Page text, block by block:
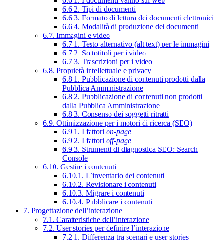
6.6.2. Tipi di documenti
6.6.3. Formato di lettura dei documenti elettronici
6.6.4. Modalità di produzione dei documenti
6.7. Immagini e video
6.7.1. Testo alternativo (alt text) per le immagini
6.7.2. Sottotitoli per i video
6.7.3. Trascrizioni per i video
6.8. Proprietà intellettuale e privacy
6.8.1. Pubblicazione di contenuti prodotti dalla
Pubblica Amministrazione
6.8.2. Pubblicazione di contenuti non prodotti
dalla Pubblica Amministrazione
6.8.3. Consenso dei soggetti ritratti
6.9. Ottimizzazione per i motori di ricerca (SEO)
6.9.1. I fattori on-page
6.9.2. I fattori off-page
6.9.3. Strumenti di diagnostica SEO: Search
Console
6.10. Gestire i contenuti
6.10.1. L’inventario dei contenuti
6.10.2. Revisionare i contenuti
6.10.3. Migrare i contenuti
6.10.4. Pubblicare i contenuti
7. Progettazione dell’interazione
7.1. Caratteristiche dell’interazione
7.2. User stories per definire l’interazione
7.2.1. Differenza tra scenari e user stories